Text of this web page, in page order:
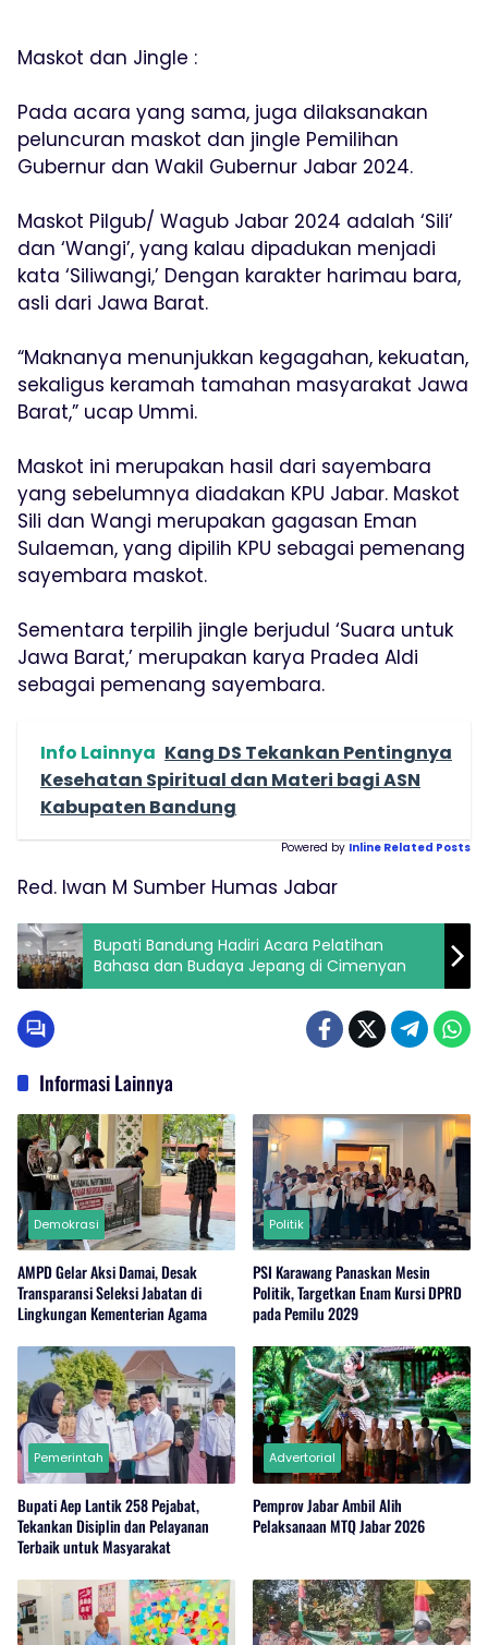
Maskot dan Jingle :
Pada acara yang sama, juga dilaksanakan
peluncuran maskot dan jingle Pemilihan
Gubernur dan Wakil Gubernur Jabar 2024.
Maskot Pilgub/ Wagub Jabar 2024 adalah ‘Sili’
dan ‘Wangi’, yang kalau dipadukan menjadi
kata ‘Siliwangi,’ Dengan karakter harimau bara,
asli dari Jawa Barat.
“Maknanya menunjukkan kegagahan, kekuatan,
sekaligus keramah tamahan masyarakat Jawa
Barat,” ucap Ummi.
Maskot ini merupakan hasil dari sayembara
yang sebelumnya diadakan KPU Jabar. Maskot
Sili dan Wangi merupakan gagasan Eman
Sulaeman, yang dipilih KPU sebagai pemenang
sayembara maskot.
Sementara terpilih jingle berjudul ‘Suara untuk
Jawa Barat,’ merupakan karya Pradea Aldi
sebagai pemenang sayembara.
Info Lainnya Kang DS Tekankan Pentingnya
Kesehatan Spiritual dan Materi bagi ASN
Kabupaten Bandung
Powered by Inline Related Posts
Red. Iwan M Sumber Humas Jabar
Bupati Bandung Hadiri Acara Pelatihan
Bahasa dan Budaya Jepang di Cimenyan
Informasi Lainnya
Demokrasi
AMPD Gelar Aksi Damai, Desak
Transparansi Seleksi Jabatan di
Lingkungan Kementerian Agama
Politik
PSI Karawang Panaskan Mesin
Politik, Targetkan Enam Kursi DPRD
pada Pemilu 2029
Pemerintah
Bupati Aep Lantik 258 Pejabat,
Tekankan Disiplin dan Pelayanan
Terbaik untuk Masyarakat
Advertorial
Pemprov Jabar Ambil Alih
Pelaksanaan MTQ Jabar 2026